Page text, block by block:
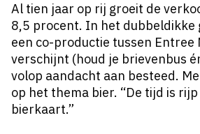
Al tien jaar op rij groeit de
8,5 procent. In het dubbeldikke
een co-productie tussen Entree
verschijnt (houd je brievenbus
volop aandacht aan besteed.
op het thema bier. “De tijd is
bierkaart.”